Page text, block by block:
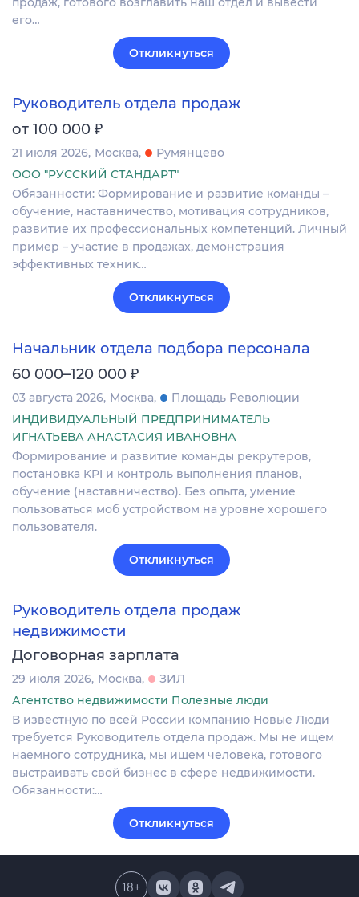
его…
Откликнуться
Руководитель отдела продаж
от 100 000 ₽
21 июля 2026 Москва
Румянцево
ООО "РУССКИЙ СТАНДАРТ"
Обязанности: Формирование и развитие команды –
обучение, наставничество, мотивация сотрудников,
развитие их профессиональных компетенций. Личный
пример – участие в продажах, демонстрация
эффективных техник…
Откликнуться
Начальник отдела подбора персонала
60 000–120 000 ₽
03 августа 2026 Москва
Площадь Революции
ИНДИВИДУАЛЬНЫЙ ПРЕДПРИНИМАТЕЛЬ
ИГНАТЬЕВА АНАСТАСИЯ ИВАНОВНА
Формирование и развитие команды рекрутеров,
постановка KPI и контроль выполнения планов,
обучение (наставничество). Без опыта, умение
пользоваться моб устройством на уровне хорошего
пользователя.
Откликнуться
Руководитель отдела продаж
недвижимости
Договорная зарплата
29 июля 2026 Москва
ЗИЛ
Агентство недвижимости Полезные люди
В известную по всей России компанию Новые Люди
требуется Руководитель отдела продаж. Мы не ищем
наемного сотрудника, мы ищем человека, готового
выстраивать свой бизнес в сфере недвижимости.
Обязанности:…
Откликнуться
18+